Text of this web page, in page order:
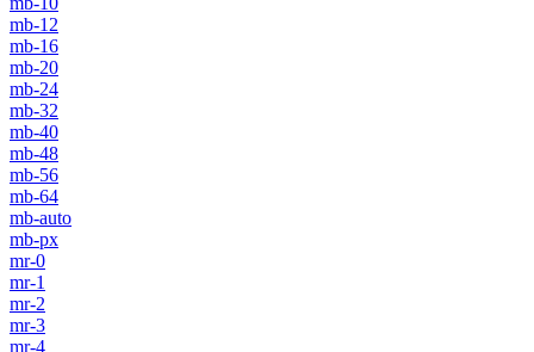
mb-12
mb-16
mb-20
mb-24
mb-32
mb-40
mb-48
mb-56
mb-64
mb-auto
mb-px
mr-0
mr-1
mr-2
mr-3
mr-4